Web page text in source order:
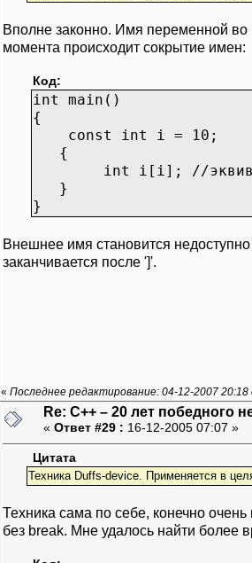
Вполне законно. Имя переменной
момента происходит сокрытие имен:
Код:
int main()
{
const int i = 10;
{
int i[i]; //
}
}
Внешнее имя становится
заканчивается после ']'.
« Последнее редактирование: 04-12-2007
Re: C++ – 20 лет победного
« Ответ #29 : 16-12-2005 07:07 »
Цитата
Техника Duffs-device. Применяется в
Техника сама по себе, конечно
без break. Мне удалось найти более